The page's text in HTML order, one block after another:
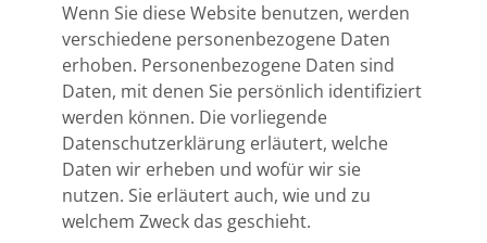
Wenn Sie diese Website benutzen, werden
verschiedene personenbezogene Daten
erhoben. Personenbezogene Daten sind
Daten, mit denen Sie persönlich identifiziert
werden können. Die vorliegende
Datenschutzerklärung erläutert, welche
Daten wir erheben und wofür wir sie
nutzen. Sie erläutert auch, wie und zu
welchem Zweck das geschieht.